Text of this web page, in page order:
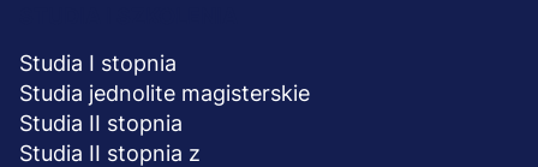
Studia I stopnia
Studia jednolite magisterskie
Studia II stopnia
Studia II stopnia z